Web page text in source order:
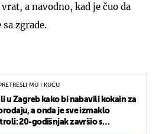
a navodno, kad je čuo da
zgrade.
PRETRESLI MU I KUĆU
u Zagreb kako bi nabavili kokain za
a onda je sve izmaklo
20-godišnjak završio s